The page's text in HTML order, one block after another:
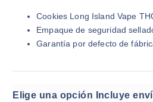
Cookies Long Island Vape
Empaque de seguridad
Garantía por defecto de
Elige una opción Incluye